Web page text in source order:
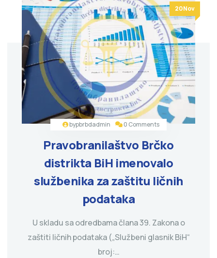
20Nov
bypbrbdadmin 0 Comments
Pravobranilaštvo Brčko
distrikta BiH imenovalo
službenika za zaštitu ličnih
podataka
U skladu sa odredbama člana 39. Zakona o
zaštiti ličnih podataka („Službeni glasnik BiH“
broj:…